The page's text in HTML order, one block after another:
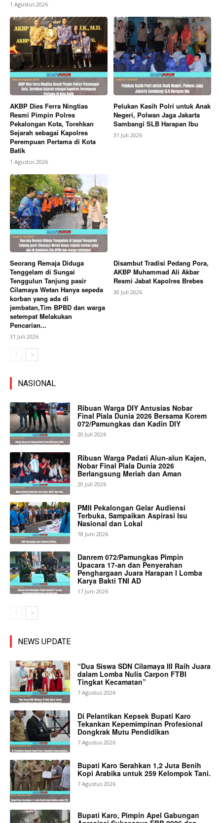
1 Agustus 2026
AKBP Dies Ferra Ningtias
Resmi Pimpin Polres
Pekalongan Kota, Torehkan
Sejarah sebagai Kapolres
Perempuan Pertama di Kota
Batik
1 Agustus 2026
Pelukan Kasih Polri untuk Anak
Negeri, Polwan Jaga Jakarta
Sambangi SLB Harapan Ibu
31 Juli 2026
Seorang Remaja Diduga
Tenggelam di Sungai
Tenggulun Tanjung pasir
Cilamaya Wetan Hanya sepeda
korban yang ada di
jembatan,Tim BPBD dan warga
setempat Melakukan
Pencarian...
31 Juli 2026
Disambut Tradisi Pedang Pora,
AKBP Muhammad Ali Akbar
Resmi Jabat Kapolres Brebes
30 Juli 2026
NASIONAL
Ribuan Warga DIY Antusias Nobar
Final Piala Dunia 2026 Bersama Korem
072/Pamungkas dan Kadin DIY
20 Juli 2026
Ribuan Warga Padati Alun-alun Kajen,
Nobar Final Piala Dunia 2026
Berlangsung Meriah dan Aman
20 Juli 2026
PMII Pekalongan Gelar Audiensi
Terbuka, Sampaikan Aspirasi Isu
Nasional dan Lokal
18 Juni 2026
Danrem 072/Pamungkas Pimpin
Upacara 17-an dan Penyerahan
Penghargaan Juara Harapan I Lomba
Karya Bakti TNI AD
17 Juni 2026
NEWS UPDATE
“Dua Siswa SDN Cilamaya III Raih Juara
dalam Lomba Nulis Carpon FTBI
Tingkat Kecamatan”
7 Agustus 2026
Di Pelantikan Kepsek Bupati Karo
Tekankan Kepemimpinan Profesional
Dongkrak Mutu Pendidikan
7 Agustus 2026
Bupati Karo Serahkan 1,2 Juta Benih
Kopi Arabika untuk 259 Kelompok Tani.
7 Agustus 2026
Bupati Karo, Pimpin Apel Gabungan